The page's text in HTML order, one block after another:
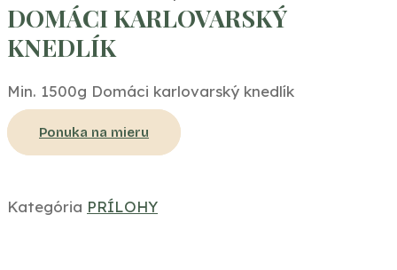
DOMÁCI KARLOVARSKÝ
KNEDLÍK
Min. 1500g Domáci karlovarský knedlík
Ponuka na mieru
Kategória PRÍLOHY